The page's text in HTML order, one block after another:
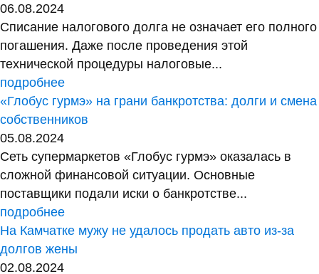
06.08.2024
Списание налогового долга не означает его полного
погашения. Даже после проведения этой
технической процедуры налоговые...
подробнее
«Глобус гурмэ» на грани банкротства: долги и смена
собственников
05.08.2024
Сеть супермаркетов «Глобус гурмэ» оказалась в
сложной финансовой ситуации. Основные
поставщики подали иски о банкротстве...
подробнее
На Камчатке мужу не удалось продать авто из-за
долгов жены
02.08.2024